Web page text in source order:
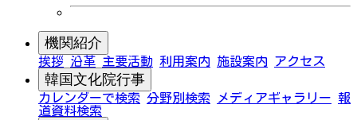
機関紹介
挨拶 沿革 主要活動 利用案内 施設案内 アクセス
韓国文化院行事
カレンダーで検索 分野別検索 メディアギャラリー 報
道資料検索